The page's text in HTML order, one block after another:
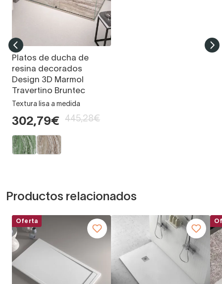
Platos de ducha de
resina decorados
Design 3D Marmol
Travertino Bruntec
Textura lisa a medida
302,79€ 445,28€
Productos relacionados
Oferta